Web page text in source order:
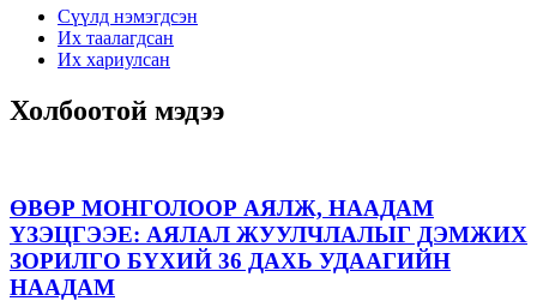
Сүүлд нэмэгдсэн
Их таалагдсан
Их хариулсан
Холбоотой мэдээ
ӨВӨР МОНГОЛООР АЯЛЖ, НААДАМ
ҮЗЭЦГЭЭЕ: АЯЛАЛ ЖУУЛЧЛАЛЫГ ДЭМЖИХ
ЗОРИЛГО БҮХИЙ 36 ДАХЬ УДААГИЙН
НААДАМ